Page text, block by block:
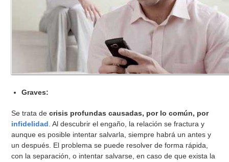
Graves:
Se trata decrisis profundas causadas, por lo común, por
infidelidad . Al descubrir el engaño, la relación se fractura y
aunque es posible intentar salvarla, siempre habrá un antes y
un después. El problema se puede resolver de forma rápida,
con la separación, o intentar salvarse, en caso de que exista la